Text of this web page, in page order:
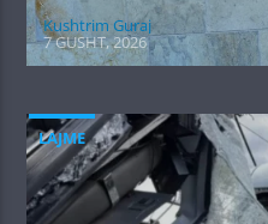
Kushtrim Guraj
7 GUSHT, 2026
LAJME